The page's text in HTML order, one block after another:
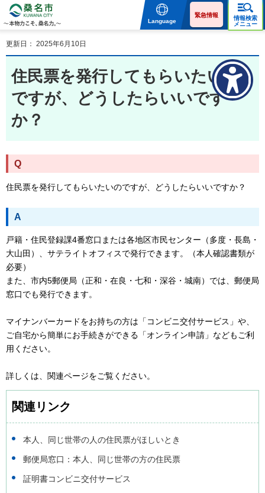
物力こそ、桑名力。
Language
緊急情報
情報検索
メニュー
更新日： 2025年6月10日
住民票を発行してもらいたいの
ですが、どうしたらいいです
か？
Q
住民票を発行してもらいたいのですが、どうしたらいいですか？
A
戸籍・住民登録課4番窓口または各地区市民センター（多度・長島・
大山田）、サテライトオフィスで発行できます。（本人確認書類が
必要）
また、市内5郵便局（正和・在良・七和・深谷・城南）では、郵便局
窓口でも発行できます。
マイナンバーカードをお持ちの方は「コンビニ交付サービス」や、
ご自宅から簡単にお手続きができる「オンライン申請」などもご利
用ください。
詳しくは、関連ページをご覧ください。
関連リンク
本人、同じ世帯の人の住民票がほしいとき
郵便局窓口：本人、同じ世帯の方の住民票
証明書コンビニ交付サービス